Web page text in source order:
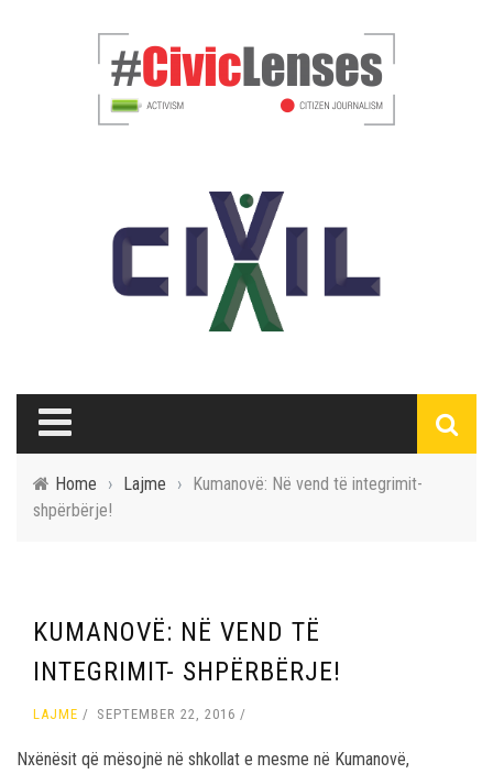
Home › Lajme › Kumanovë: Në vend të integrimit-
shpërbërje!
KUMANOVË: NË VEND TË
INTEGRIMIT- SHPËRBËRJE!
LAJME SEPTEMBER 22, 2016
Nxënësit që mësojnë në shkollat e mesme në Kumanovë,